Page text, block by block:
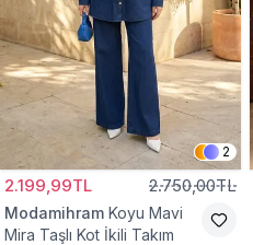
2
2.199,99TL 2.750,00TL
Modamihram Koyu Mavi
Mira Taşlı Kot İkili Takım